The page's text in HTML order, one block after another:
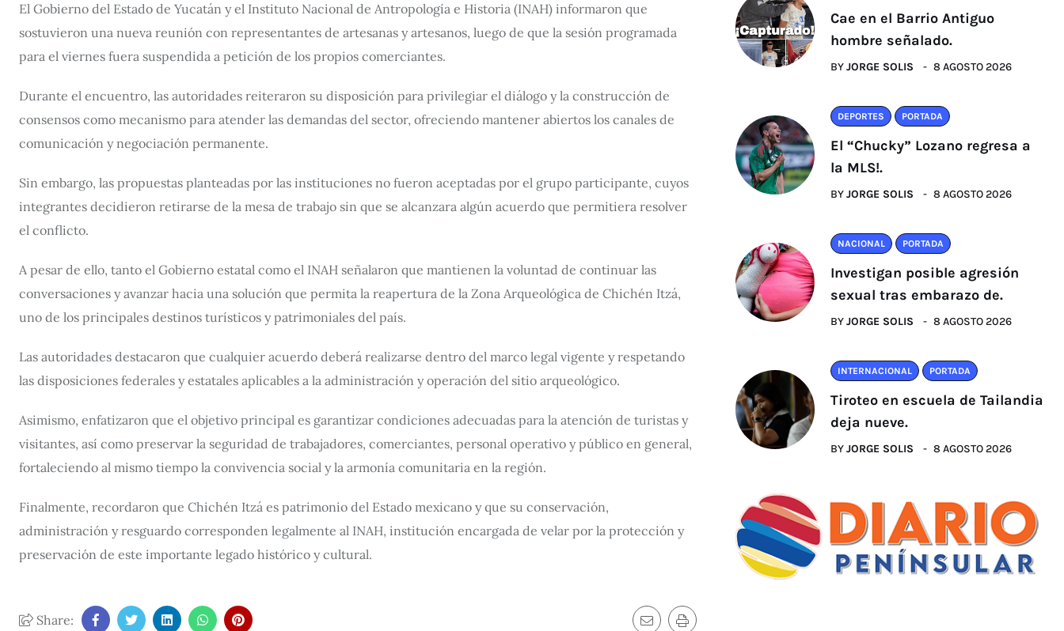
El Gobierno del Estado de Yucatán y el Instituto Nacional de Antropología e Historia (INAH) informaron que
sostuvieron una nueva reunión con representantes de artesanas y artesanos, luego de que la sesión programada
para el viernes fuera suspendida a petición de los propios comerciantes.
Durante el encuentro, las autoridades reiteraron su disposición para privilegiar el diálogo y la construcción de
consensos como mecanismo para atender las demandas del sector, ofreciendo mantener abiertos los canales de
comunicación y negociación permanente.
Sin embargo, las propuestas planteadas por las instituciones no fueron aceptadas por el grupo participante, cuyos
integrantes decidieron retirarse de la mesa de trabajo sin que se alcanzara algún acuerdo que permitiera resolver
el conflicto.
A pesar de ello, tanto el Gobierno estatal como el INAH señalaron que mantienen la voluntad de continuar las
conversaciones y avanzar hacia una solución que permita la reapertura de la Zona Arqueológica de Chichén Itzá,
uno de los principales destinos turísticos y patrimoniales del país.
Las autoridades destacaron que cualquier acuerdo deberá realizarse dentro del marco legal vigente y respetando
las disposiciones federales y estatales aplicables a la administración y operación del sitio arqueológico.
Asimismo, enfatizaron que el objetivo principal es garantizar condiciones adecuadas para la atención de turistas y
visitantes, así como preservar la seguridad de trabajadores, comerciantes, personal operativo y público en general,
fortaleciendo al mismo tiempo la convivencia social y la armonía comunitaria en la región.
Finalmente, recordaron que Chichén Itzá es patrimonio del Estado mexicano y que su conservación,
administración y resguardo corresponden legalmente al INAH, institución encargada de velar por la protección y
preservación de este importante legado histórico y cultural.
Share:
Cae en el Barrio Antiguo
hombre señalado.
BYJORGE SOLIS 8 AGOSTO 2026
DEPORTES PORTADA
El “Chucky” Lozano regresa a
la MLS!.
BYJORGE SOLIS 8 AGOSTO 2026
NACIONAL PORTADA
Investigan posible agresión
sexual tras embarazo de.
BYJORGE SOLIS 8 AGOSTO 2026
INTERNACIONAL PORTADA
Tiroteo en escuela de Tailandia
deja nueve.
BYJORGE SOLIS 8 AGOSTO 2026